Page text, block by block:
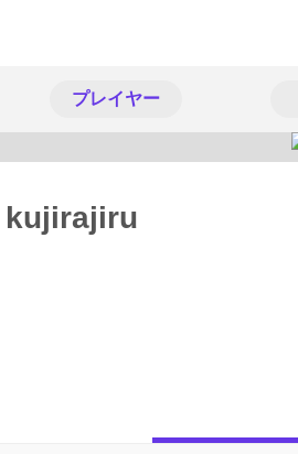
プレイヤー
kujirajiru